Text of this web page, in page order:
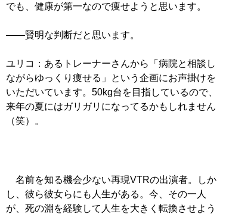
でも、健康が第一なので痩せようと思います。
――賢明な判断だと思います。
ユリコ：あるトレーナーさんから「病院と相談し
ながらゆっくり痩せる」という企画にお声掛けを
いただいています。50kg台を目指しているので、
来年の夏にはガリガリになってるかもしれません
（笑）。
名前を知る機会少ない再現VTRの出演者。しか
し、彼ら彼女らにも人生がある。今、その一人
が、死の淵を経験して人生を大きく転換させよう